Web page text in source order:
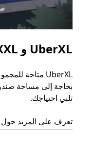
UberXL و UberXXL
تلبي احتياجك.
تعرف على المزيد حول UberXL